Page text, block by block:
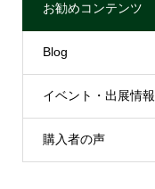
お勧めコンテンツ
Blog
イベント・出展情報
購入者の声